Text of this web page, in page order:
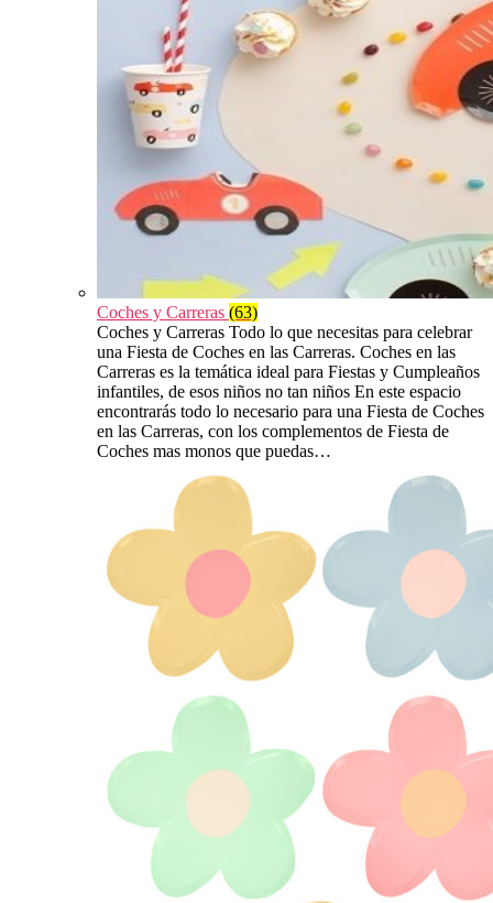
Coches y Carreras (63)
Coches y Carreras Todo lo que necesitas para celebrar
una Fiesta de Coches en las Carreras. Coches en las
Carreras es la temática ideal para Fiestas y Cumpleaños
infantiles, de esos niños no tan niños En este espacio
encontrarás todo lo necesario para una Fiesta de Coches
en las Carreras, con los complementos de Fiesta de
Coches mas monos que puedas…